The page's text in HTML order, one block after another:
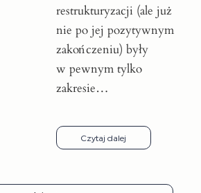
restrukturyzacji (ale już
nie po jej pozytywnym
zakończeniu) były
w pewnym tylko
zakresie…
Czytaj dalej